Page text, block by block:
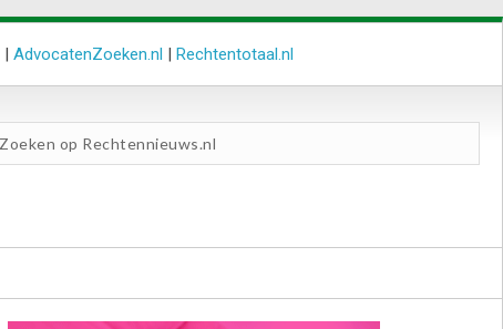
| AdvocatenZoeken.nl | Rechtentotaal.nl